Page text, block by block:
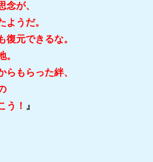
念が、
うだ。
元できるな。
。
もらった絆、
う！ 』